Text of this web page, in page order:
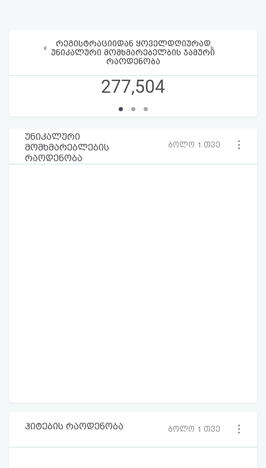
რეგისტრაციიდან ყოველდღიურად
უნიკალური მომხმარებელბის ჯამური
რაოდენობა
277,504
‹ ›
უნიკალური
მომხმარებლების
რაოდენობა
ბოლო 1 თვე
ჰიტების რაოდენობა ბოლო 1 თვე